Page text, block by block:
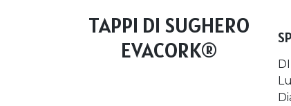
TAPPI DI SUGHERO
EVACORK®